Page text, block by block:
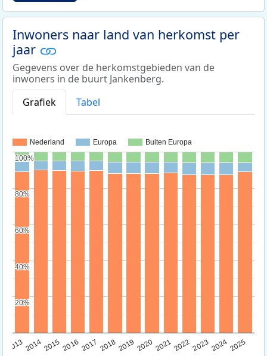
Inwoners naar land van herkomst per
jaar
Gegevens over de herkomstgebieden van de
inwoners in de buurt Jankenberg.
Grafiek
Tabel
Nederland Europa Buiten Europa
20132014201520162017 20182019 202020212022202320242025
20%
20%
40%
40%
60%
60%
80%
80%
100%
100%